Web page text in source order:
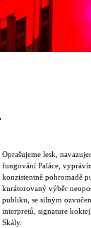
Oprašujeme lesk,
fungování Paláce,
konzistentně pohromadě
kurátorovaný výběr
publiku, se silným
interpretů, signature
Skály.